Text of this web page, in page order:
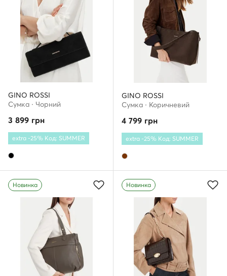
GINO ROSSI
Сумка · Чорний
3 899 грн
extra -25% Код: SUMMER
GINO ROSSI
Сумка · Коричневий
4 799 грн
extra -25% Код: SUMMER
Новинка Новинка